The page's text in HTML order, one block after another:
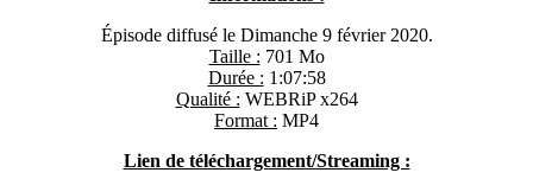
Épisode diffusé le Dimanche 9 février 2020.
Taille : 701 Mo
Durée : 1:07:58
Qualité : WEBRiP x264
Format : MP4
Lien de téléchargement/Streaming :